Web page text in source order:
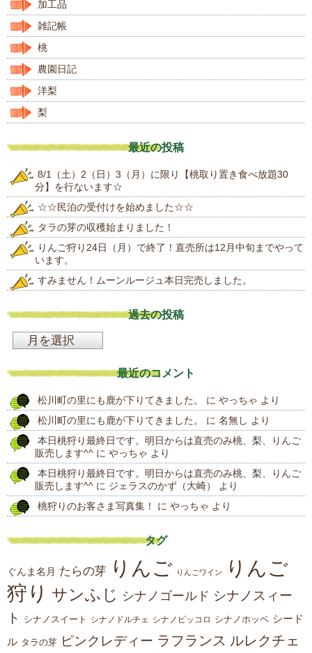
加工品
雑記帳
桃
農園日記
洋梨
梨
最近の投稿
8/1（土）2（日）3（月）に限り【桃取り置き食べ放題30
分】を行ないます☆
☆☆民泊の受付けを始めました☆☆
タラの芽の収穫始まりました！
りんご狩り24日（月）で終了！直売所は12月中旬までやって
います。
すみません！ムーンルージュ本日完売しました。
過去の投稿
投
稿
最近のコメント
松川町の里にも鹿が下りてきました。 に やっちゃ より
松川町の里にも鹿が下りてきました。
に 名無し より
本日桃狩り最終日です。明日からは直売のみ桃、梨、りんご
販売します^^ に やっちゃ より
本日桃狩り最終日です。明日からは直売のみ桃、梨、りんご
販売します^^ に ジェラスのかず（大崎）
より
桃狩りのお客さま写真集！
に やっちゃ より
タグ
ぐんま名月 たらの芽 りんご りんごワイン
りんご
狩り サンふじ シナノゴールド シナノスィー
ト
シナノスイート シナノドルチェ シナノピッコロ シナノホッペ シード
ル タラの芽 ピンクレディー ラフランス ルレクチェ